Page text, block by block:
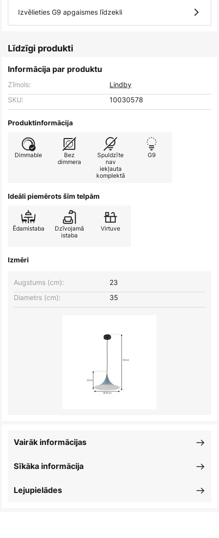
Izvēlieties G9 apgaismes līdzekli
Līdzīgi produkti
Informācija par produktu
Zīmols:
Lindby
SKU:
10030578
Produktinformācija
Dimmable
Bez
dimmera
Spuldzīte
nav
iekļauta
komplektā
G9
Ideāli piemērots šīm telpām
Ēdamistaba
Dzīvojamā
istaba
Virtuve
Izmēri
Augstums (cm):
23
Diametrs (cm):
35
Sīkāka informācija
Vairāk informācijas
Lejupielādes